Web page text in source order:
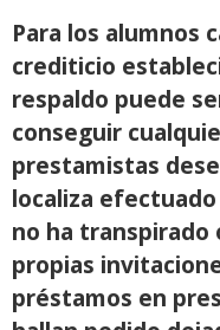
Para los alumnos
crediticio
respaldo puede
conseguir
prestamistas
localiza
no ha transpirado
propias
préstamos en